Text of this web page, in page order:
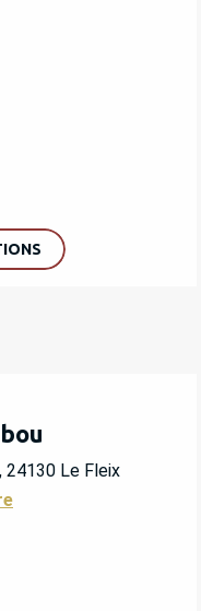
24130 Le Fleix